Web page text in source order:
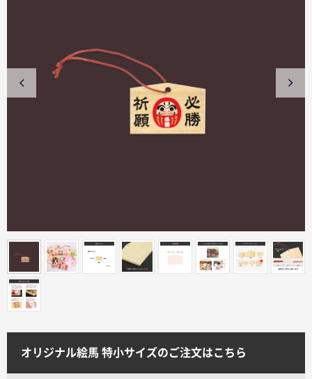
商品カテゴリーから探す
印刷色から探す
サイトメニュー
オリジナル絵馬 特小サイズのご注文はこちら